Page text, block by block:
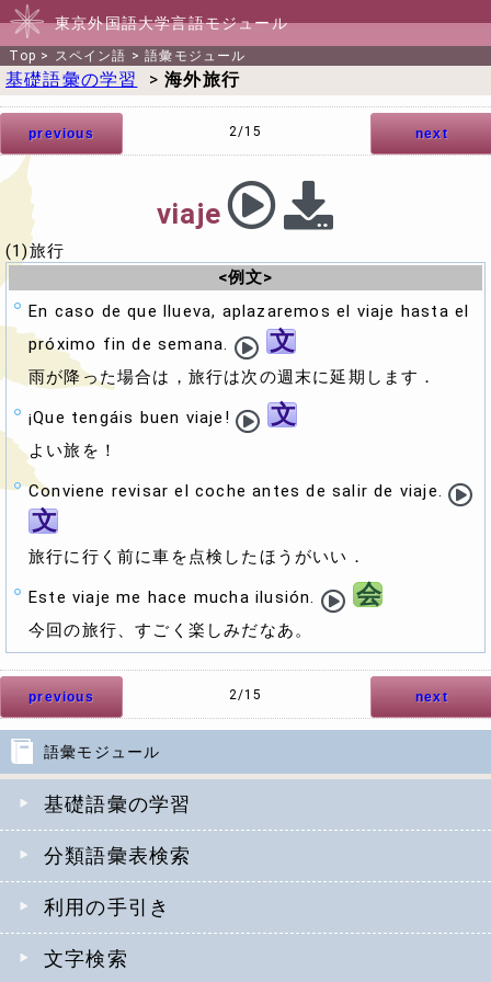
東京外国語大学言語モジュール
Top > スペイン語 >語彙モジュール
語彙モジュール
基礎語彙の学習
分類語彙表検索
利用の手引き
文字検索
基礎語彙の学習 >海外旅行
previous next
2/15
viaje
(1)旅行
<例文>
En caso de que llueva, aplazaremos el viaje hasta el
próximo fin de semana.
文
雨が降った場合は，旅行は次の週末に延期します．
¡Que tengáis buen viaje! 文
よい旅を！
Conviene revisar el coche antes de salir de viaje.
文
旅行に行く前に車を点検したほうがいい．
Este viaje me hace mucha ilusión. 会
今回の旅行、すごく楽しみだなあ。
previous next
2/15